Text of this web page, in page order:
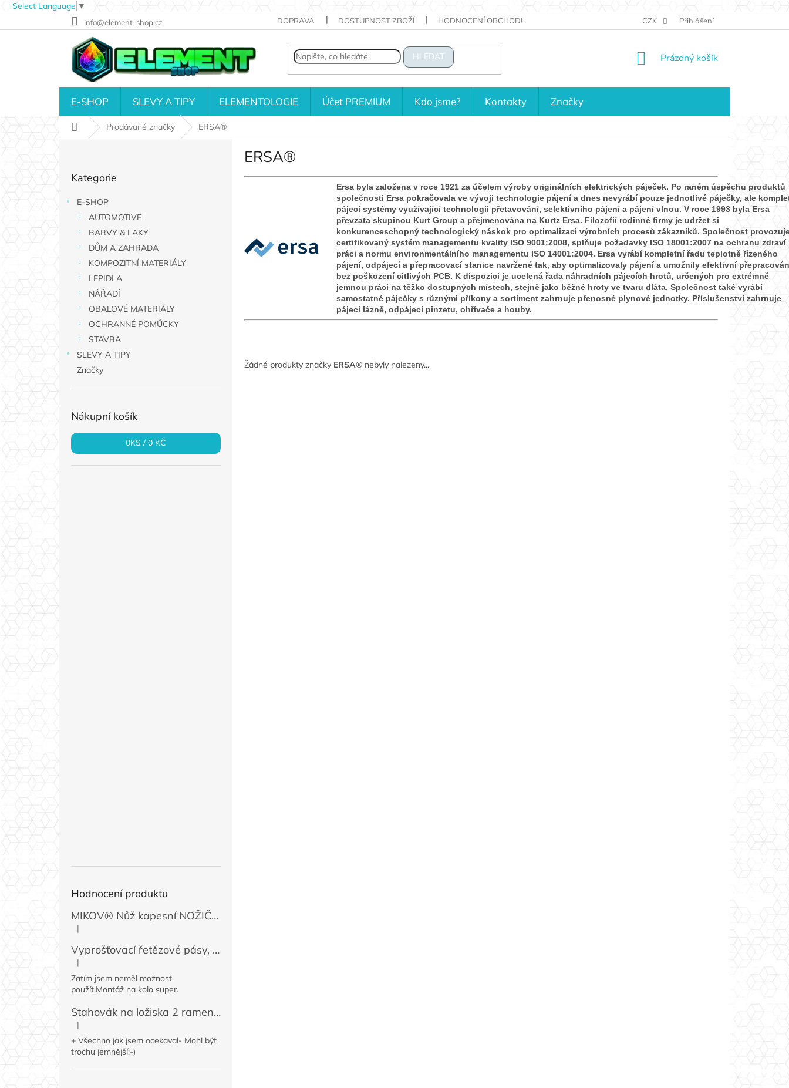
Select Language ▼
na
info@element-shop.cz DOPRAVA DOSTUPNOST ZBOŽÍ HODNOCENÍ OBCHODU KONTAKTY KDO JSME?
CZK Přihlášení
HLEDAT
NÁKUPNÍ
Prázdný košík
E-SHOP SLEVY A TIPY ELEMENTOLOGIE Účet PREMIUM Kdo jsme? Kontakty Značky
Domů Prodávané značky ERSA®
P
r
p
kategorie
Kategorie
E-SHOP
AUTOMOTIVE
BARVY & LAKY
DŮM A ZAHRADA
KOMPOZITNÍ MATERIÁLY
LEPIDLA
NÁŘADÍ
OBALOVÉ MATERIÁLY
OCHRANNÉ POMŮCKY
STAVBA
SLEVY A TIPY
Značky
Nákupní košík
0KS /0 KČ
Hodnocení produktu
MIKOV® Nůž kapesní NOŽIČKA 131-NZn-1 zavírací, 74 mm
Hodnocení produktu je 5 z 5 hvězdiček.
|
Vyprošťovací řetězové pásy, 2 ks
Hodnocení produktu je 5 z 5 hvězdiček.
|
Zatím jsem neměl možnost
použít.Montáž na kolo super.
Stahovák na ložiska 2 ramenný MINI 50 / 60 mm
Hodnocení produktu je 4 z 5 hvězdiček.
|
+ Všechno jak jsem ocekaval- Mohl být
trochu jemnější:-)
ERSA®
Ersa byla založena v roce 1921 za účelem výroby originálních elektrických páječek. Po raném úspěchu produktů
společnosti Ersa pokračovala ve vývoji technologie pájení a dnes nevyrábí pouze jednotlivé páječky, ale
pájecí systémy využívající technologii přetavování, selektivního pájení a pájení vlnou. V roce 1993 byla Ersa
převzata skupinou Kurt Group a přejmenována na Kurtz Ersa. Filozofií rodinné firmy je udržet si
konkurenceschopný technologický náskok pro optimalizaci výrobních procesů zákazníků. Společnost
certifikovaný systém managementu kvality ISO 9001:2008, splňuje požadavky ISO 18001:2007 na ochranu zdraví
práci a normu environmentálního managementu ISO 14001:2004. Ersa vyrábí kompletní řadu teplotně řízeného
pájení, odpájecí a přepracovací stanice navržené tak, aby optimalizovaly pájení a umožnily efektivní
bez poškození citlivých PCB. K dispozici je ucelená řada náhradních pájecích hrotů, určených pro extrémně
jemnou práci na těžko dostupných místech, stejně jako běžné hroty ve tvaru dláta. Společnost také vyrábí
samostatné páječky s různými příkony a sortiment zahrnuje přenosné plynové jednotky. Příslušenství zahrnuje
pájecí lázně, odpájecí pinzetu, ohřívače a houby.
Žádné produkty značky ERSA®nebyly nalezeny...